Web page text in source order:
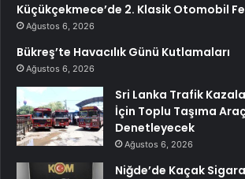
Küçükçekmece’de 2. Klasik Otomobil
Ağustos 6, 2026
Bükreş’te Havacılık Günü Kutlamaları
Ağustos 6, 2026
Sri Lanka Trafik
İçin Toplu Taşıma
Denetleyecek
Ağustos 6, 2026
Niğde’de Kaçak